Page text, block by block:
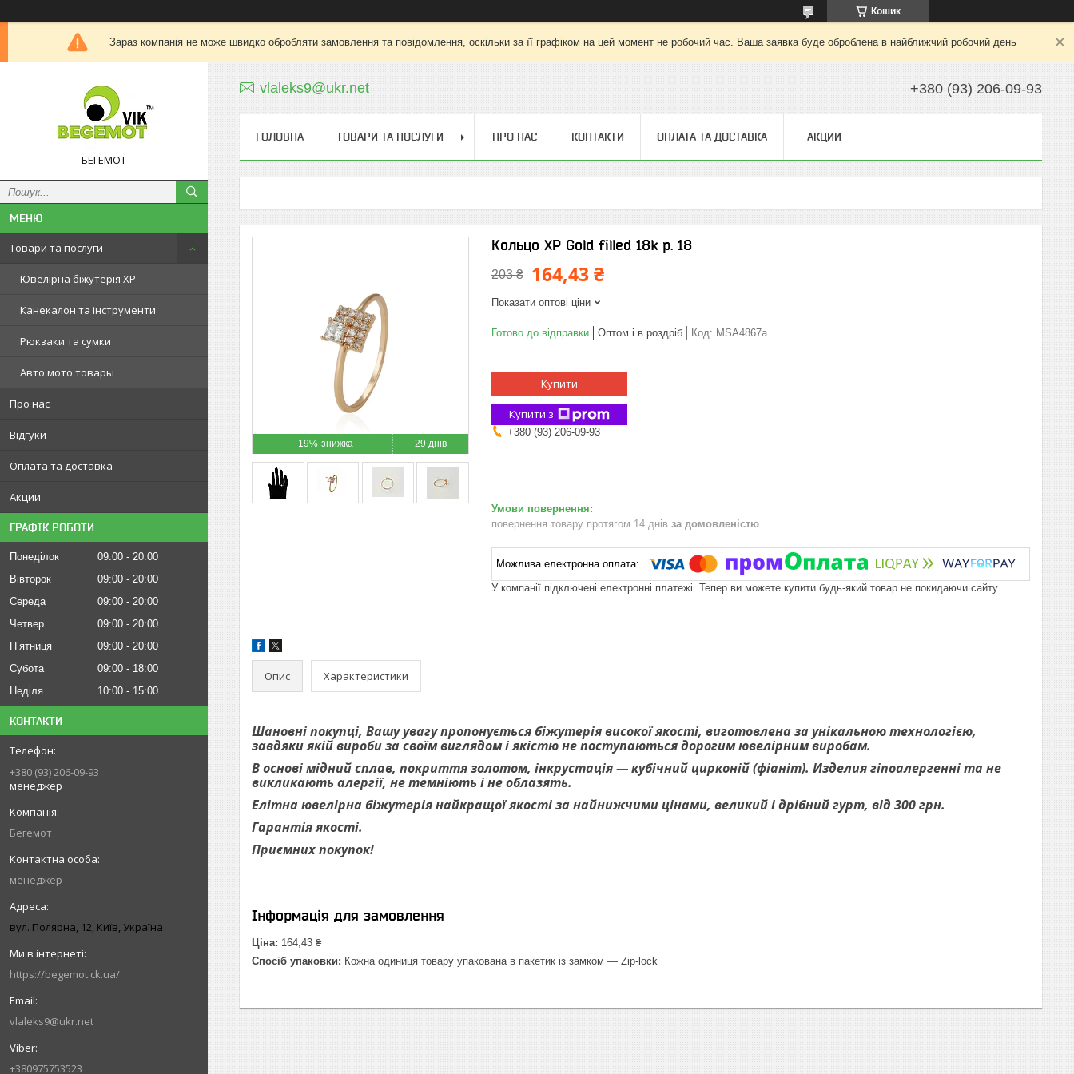
Кошик
Зараз компанія не може швидко обробляти замовлення та повідомлення, оскільки за її графіком на цей момент не робочий час. Ваша заявка буде оброблена в найближчий робочий день
БЕГЕМОТ
Товари та послуги
Ювелірна біжутерія XP
Канекалон та інструменти
Рюкзаки та сумки
Авто мото товары
Про нас
Відгуки
Оплата та доставка
Акции
ГРАФІК РОБОТИ
Понеділок 09:00
20:00
Вівторок
09:00
20:00
Середа
09:00
20:00
Четвер
09:00
20:00
Пʼятниця
09:00
20:00
Субота
09:00
18:00
Неділя
10:00 15:00
КОНТАКТИ
+380 (93) 206-09-93
менеджер
Бегемот
менеджер
вул. Полярна, 12, Київ, Україна
https://begemot.ck.ua/
vlaleks9@ukr.net
+380975753523
vlaleks9@ukr.net +380 (93) 206-09-93
ГОЛОВНА ТОВАРИ ТА ПОСЛУГИ ПРО НАС КОНТАКТИ ОПЛАТА ТА ДОСТАВКА АКЦИИ
–19% 29 днів
Кольцо ХР Gold filled 18k р. 18
203 ₴ 164,43 ₴
Показати оптові ціни
Готово до відправки Оптом і в роздріб Код: MSA4867а
Купити
Купити з
+380 (93) 206-09-93
повернення товару протягом 14 днів за домовленістю
У компанії підключені електронні платежі. Тепер ви можете купити будь-який товар не покидаючи сайту.
Опис Характеристики
Шановні покупці, Вашу увагу пропонується біжутерія високої якості, виготовлена за унікальною технологією,
завдяки якій вироби за своїм виглядом і якістю не поступаються дорогим ювелірним виробам.
В основі мідний сплав, покриття золотом, інкрустація — кубічний цирконій (фіаніт). Изделия гіпоалергенні та не
викликають алергії, не темніють і не облазять.
Елітна ювелірна біжутерія найкращої якості за найнижчими цінами, великий і дрібний гурт, від 300 грн.
Гарантія якості.
Приємних покупок!
Інформація для замовлення
Ціна: 164,43 ₴
Спосіб упаковки: Кожна одиниця товару упакована в пакетик із замком — Zip-lock